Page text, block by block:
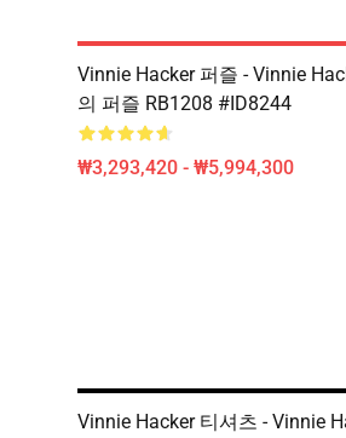
Vinnie Hacker 퍼즐 - Vinnie
의 퍼즐 RB1208 #ID8244
₩3,293,420 - ₩5,994,300
Vinnie Hacker 티셔츠 - Vinnie